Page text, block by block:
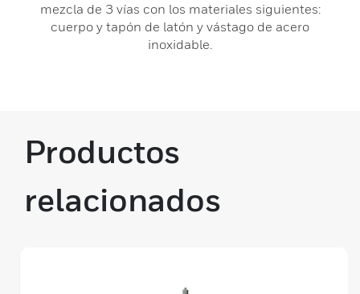
mezcla de 3 vías con los materiales siguientes:
cuerpo y tapón de latón y vástago de acero
inoxidable.
Productos
relacionados